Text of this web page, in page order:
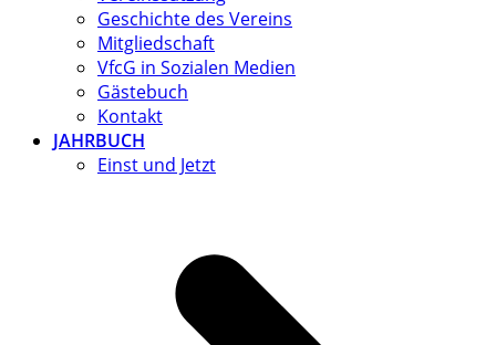
Geschichte des Vereins
Mitgliedschaft
VfcG in Sozialen Medien
Gästebuch
Kontakt
JAHRBUCH
Einst und Jetzt